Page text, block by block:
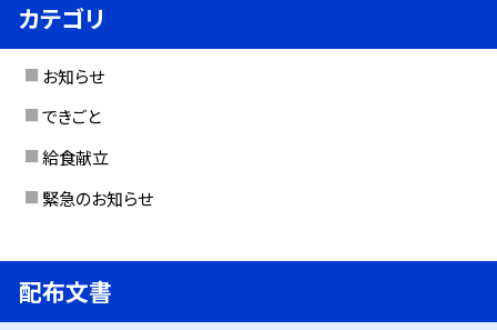
カテゴリ
お知らせ
できごと
給食献立
緊急のお知らせ
配布文書